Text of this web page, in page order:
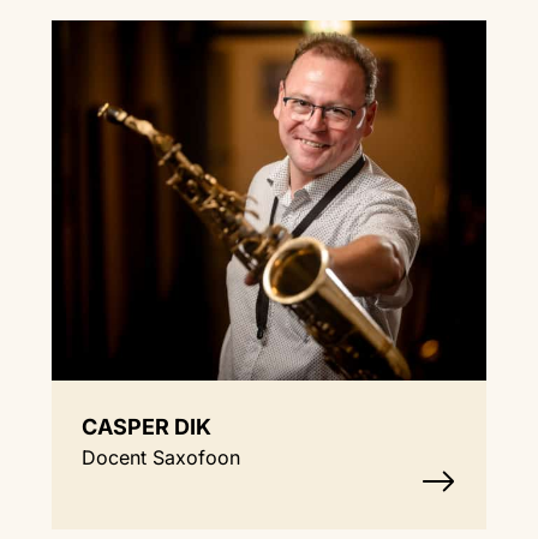
CASPER DIK
Docent Saxofoon